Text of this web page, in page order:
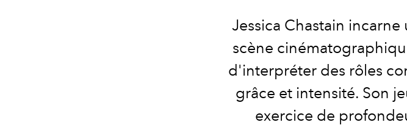
Jessica Chastain
scène
d'interpréter des rôles
grâce et intensité. Son
exercice de